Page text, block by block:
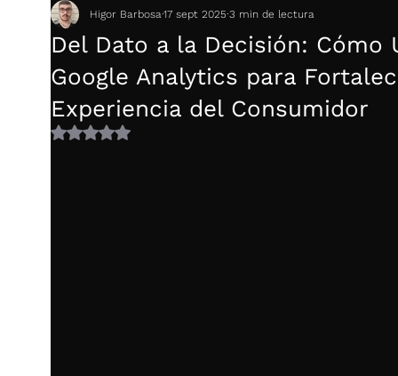
Del Dato a la Decisión: Cómo
Google Analytics para
Experiencia del Consumidor
Higor Barbosa17 sept 2025 3 min de lectura
Obtuvo NaN de 5 estrellas.